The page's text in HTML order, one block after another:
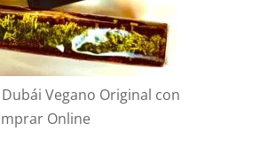
Vegano Original con
Online